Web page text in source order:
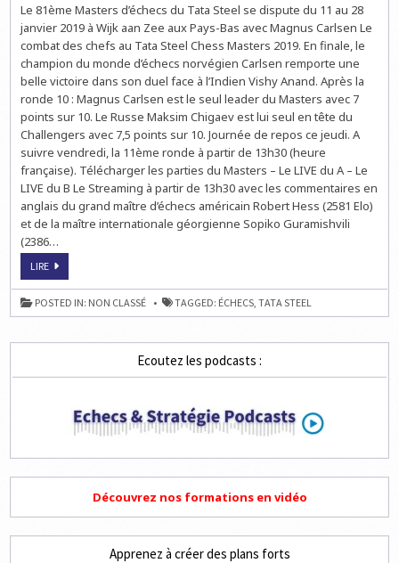
STEEL
MASTERS
2019
–
RONDE
10
Le 81ème Masters d’échecs du Tata Steel se dispute du 11 au 28
janvier 2019 à Wijk aan Zee aux Pays-Bas avec Magnus Carlsen Le
combat des chefs au Tata Steel Chess Masters 2019. En finale, le
champion du monde d’échecs norvégien Carlsen remporte une
belle victoire dans son duel face à l’Indien Vishy Anand. Après la
ronde 10 : Magnus Carlsen est le seul leader du Masters avec 7
points sur 10. Le Russe Maksim Chigaev est lui seul en tête du
Challengers avec 7,5 points sur 10. Journée de repos ce jeudi. A
suivre vendredi, la 11ème ronde à partir de 13h30 (heure
française). Télécharger les parties du Masters – Le LIVE du A – Le
LIVE du B Le Streaming à partir de 13h30 avec les commentaires en
anglais du grand maître d’échecs américain Robert Hess (2581 Elo)
et de la maître internationale géorgienne Sopiko Guramishvili
(2386…
LIRETATA
MASTERS
2019
–
RONDE
POSTED IN: NON CLASSÉ TAGGED: ÉCHECS ,TATA STEEL
Ecoutez les podcasts :
Découvrez nos formations en vidéo
Apprenez à créer des plans forts